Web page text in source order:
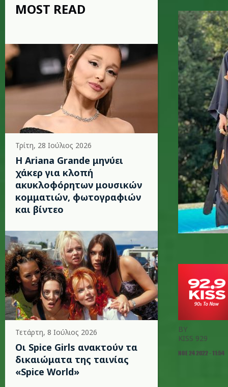
MOST READ
Τρίτη, 28 Ιούλιος 2026
Η Ariana Grande μηνύει
χάκερ για κλοπή
ακυκλοφόρητων μουσικών
κομματιών, φωτογραφιών
και βίντεο
Τετάρτη, 8 Ιούλιος 2026
Οι Spice Girls ανακτούν τα
δικαιώματα της ταινίας
«Spice World»
jlo1.jpg
BY
KISS 929
ΝΟΕ 24 2022 - 11:54